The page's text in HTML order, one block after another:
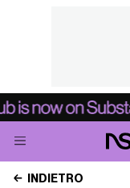
INDIETRO